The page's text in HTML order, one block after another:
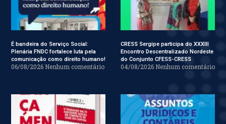
É bandeira do Serviço Social:
Plenária FNDC fortalece luta pela
comunicação como direito humano!
06/08/2026 Nenhum comentário
CRESS Sergipe participa do XXXIII
Encontro Descentralizado Nordeste
do Conjunto CFESS-CRESS
04/08/2026 Nenhum comentário